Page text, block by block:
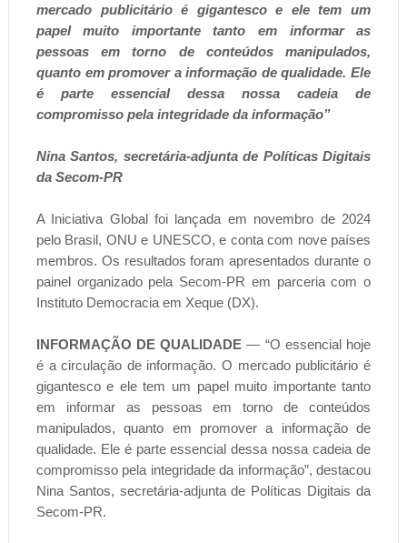
mercado publicitário é gigantesco e ele tem um
papel muito importante tanto em informar as
pessoas em torno de conteúdos manipulados,
quanto em promover a informação de qualidade. Ele
é parte essencial dessa nossa cadeia de
compromisso pela integridade da informação”
Nina Santos, secretária-adjunta de Políticas Digitais
da Secom-PR
A Iniciativa Global foi lançada em novembro de 2024
pelo Brasil, ONU e UNESCO, e conta com nove países
membros. Os resultados foram apresentados durante o
painel organizado pela Secom-PR em parceria com o
Instituto Democracia em Xeque (DX).
INFORMAÇÃO DE QUALIDADE — “O essencial hoje
é a circulação de informação. O mercado publicitário é
gigantesco e ele tem um papel muito importante tanto
em informar as pessoas em torno de conteúdos
manipulados, quanto em promover a informação de
qualidade. Ele é parte essencial dessa nossa cadeia de
compromisso pela integridade da informação”, destacou
Nina Santos, secretária-adjunta de Políticas Digitais da
Secom-PR.